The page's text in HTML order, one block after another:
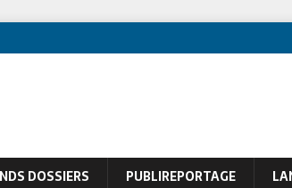
DOSSIERS PUBLIREPORTAGE